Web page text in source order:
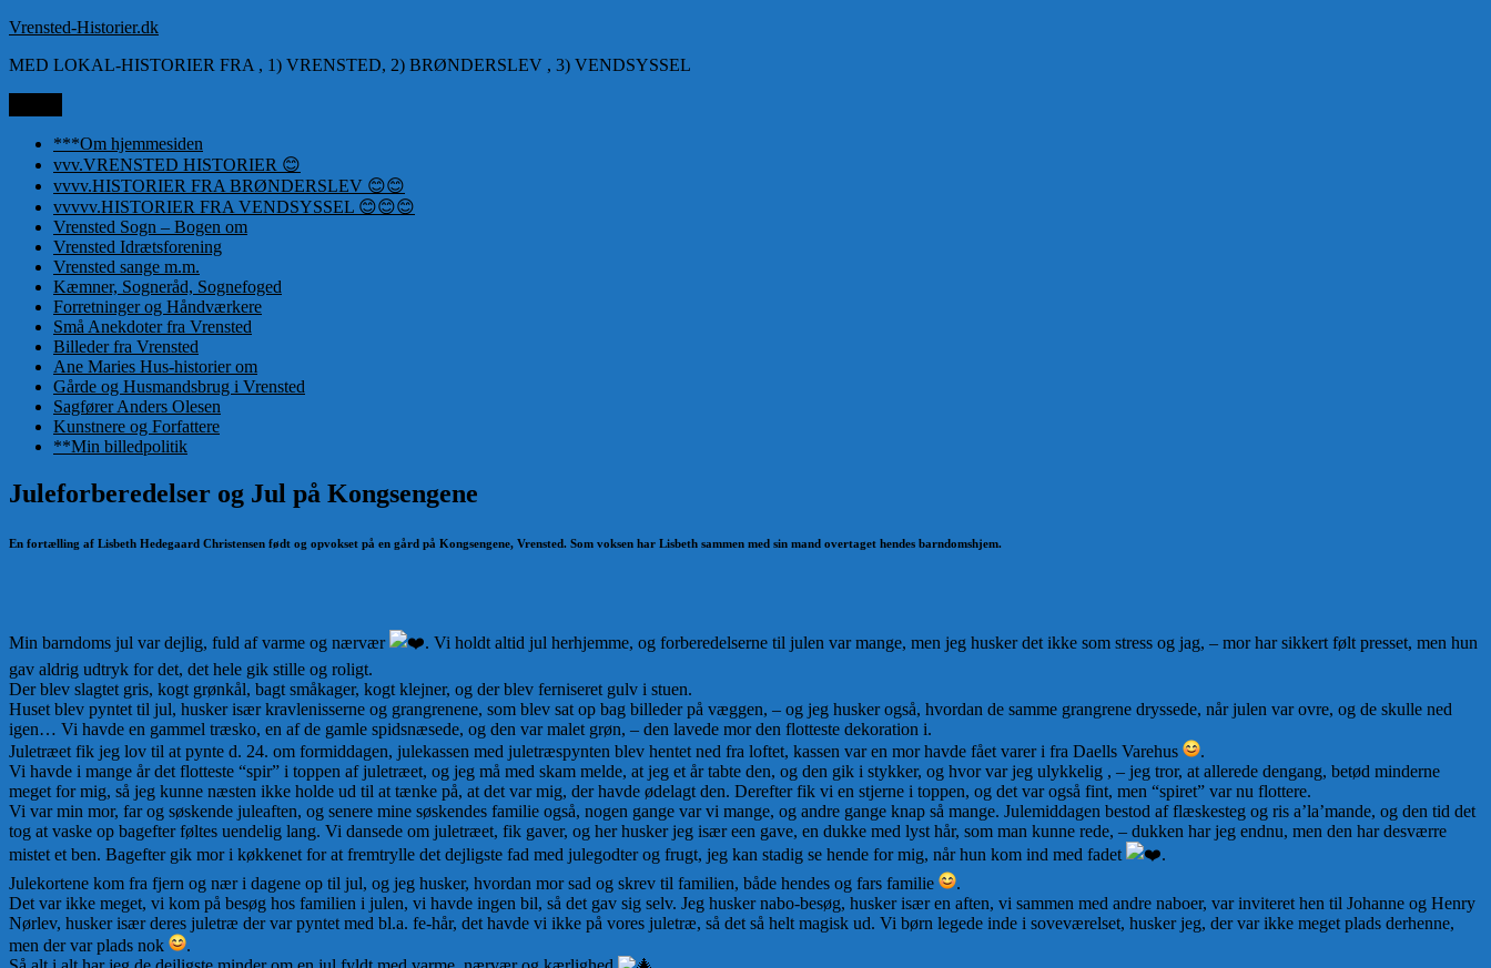
Videre
indhold
Vrensted-Historier.dk
MED LOKAL-HISTORIER FRA , 1) VRENSTED, 2) BRØNDERSLEV , 3) VENDSYSSEL
***Om hjemmesiden
vvv.VRENSTED HISTORIER 😊
vvvv.HISTORIER FRA BRØNDERSLEV 😊😊
vvvvv.HISTORIER FRA VENDSYSSEL 😊😊😊
Vrensted Sogn – Bogen om
Vrensted Idrætsforening
Vrensted sange m.m.
Kæmner, Sogneråd, Sognefoged
Forretninger og Håndværkere
Små Anekdoter fra Vrensted
Billeder fra Vrensted
Ane Maries Hus-historier om
Gårde og Husmandsbrug i Vrensted
Sagfører Anders Olesen
Kunstnere og Forfattere
**Min billedpolitik
Juleforberedelser og Jul på Kongsengene
En fortælling af Lisbeth Hedegaard Christensen født og opvokset på en gård på Kongsengene, Vrensted. Som voksen har Lisbeth sammen med sin mand overtaget hendes barndomshjem.
Min barndoms jul var dejlig, fuld af varme og nærvær
. Vi holdt altid jul herhjemme, og forberedelserne til julen var mange, men jeg husker det ikke som stress og jag, – mor har sikkert følt presset, men hun
gav aldrig udtryk for det, det hele gik stille og roligt.
Der blev slagtet gris, kogt grønkål, bagt småkager, kogt klejner, og der blev ferniseret gulv i stuen.
Huset blev pyntet til jul, husker især kravlenisserne og grangrenene, som blev sat op bag billeder på væggen, – og jeg husker også, hvordan de samme grangrene dryssede, når julen var ovre, og de skulle ned
igen… Vi havde en gammel træsko, en af de gamle spidsnæsede, og den var malet grøn, – den lavede mor den flotteste dekoration i.
Juletræet fik jeg lov til at pynte d. 24. om formiddagen, julekassen med juletræspynten blev hentet ned fra loftet, kassen var en mor havde fået varer i fra Daells Varehus
.
Vi havde i mange år det flotteste “spir” i toppen af juletræet, og jeg må med skam melde, at jeg et år tabte den, og den gik i stykker, og hvor var jeg ulykkelig , – jeg tror, at allerede dengang, betød minderne
meget for mig, så jeg kunne næsten ikke holde ud til at tænke på, at det var mig, der havde ødelagt den. Derefter fik vi en stjerne i toppen, og det var også fint, men “spiret” var nu flottere.
Vi var min mor, far og søskende juleaften, og senere mine søskendes familie også, nogen gange var vi mange, og andre gange knap så mange. Julemiddagen bestod af flæskesteg og ris a’la’mande, og den tid det
tog at vaske op bagefter føltes uendelig lang. Vi dansede om juletræet, fik gaver, og her husker jeg især een gave, en dukke med lyst hår, som man kunne rede, – dukken har jeg endnu, men den har desværre
mistet et ben. Bagefter gik mor i køkkenet for at fremtrylle det dejligste fad med julegodter og frugt, jeg kan stadig se hende for mig, når hun kom ind med fadet
.
Julekortene kom fra fjern og nær i dagene op til jul, og jeg husker, hvordan mor sad og skrev til familien, både hendes og fars familie
.
Det var ikke meget, vi kom på besøg hos familien i julen, vi havde ingen bil, så det gav sig selv. Jeg husker nabo-besøg, husker især en aften, vi sammen med andre naboer, var inviteret hen til Johanne og Henry
Nørlev, husker især deres juletræ der var pyntet med bl.a. fe-hår, det havde vi ikke på vores juletræ, så det så helt magisk ud. Vi børn legede inde i soveværelset, husker jeg, der var ikke meget plads derhenne,
men der var plads nok
.